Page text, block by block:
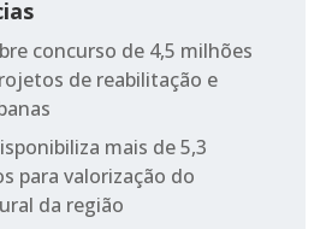
concurso de 4,5 milhões
de reabilitação e
mais de 5,3
para valorização do
da região